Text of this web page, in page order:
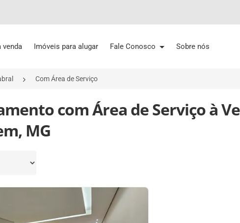
venda Imóveis para alugar Fale Conosco Sobre nós
Com Área de Serviço
com Área de Serviço à
MG